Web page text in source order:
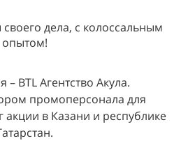
дела, с колоссальным
опытом!
BTL Агентство Акула.
промоперсонала для
акции в Казани и республике